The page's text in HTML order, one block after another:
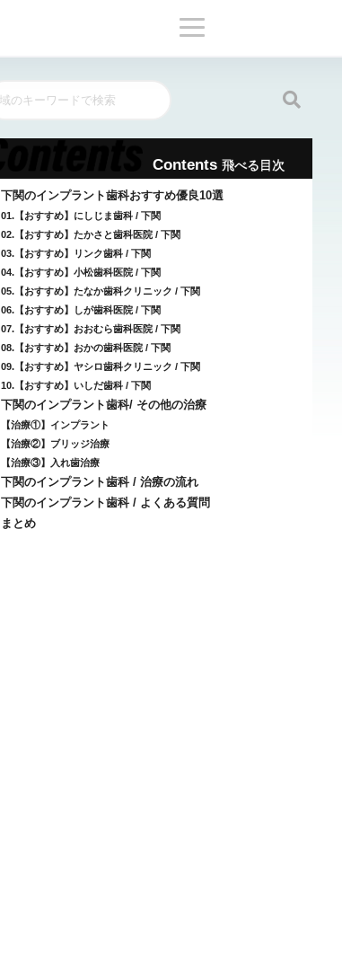
Contents
下関のインプラント歯科おすすめ優良10選
01.【おすすめ】にしじま歯科 / 下関
02.【おすすめ】たかさと歯科医院 / 下関
03.【おすすめ】リンク歯科 / 下関
04.【おすすめ】小松歯科医院 / 下関
05.【おすすめ】たなか歯科クリニック / 下関
06.【おすすめ】しが歯科医院 / 下関
07.【おすすめ】おおむら歯科医院 / 下関
08.【おすすめ】おかの歯科医院 / 下関
09.【おすすめ】ヤシロ歯科クリニック / 下関
10.【おすすめ】いしだ歯科 / 下関
下関のインプラント歯科/ その他の治療
【治療①】インプラント
【治療②】ブリッジ治療
【治療③】入れ歯治療
下関のインプラント歯科 / 治療の流れ
下関のインプラント歯科 / よくある質問
まとめ